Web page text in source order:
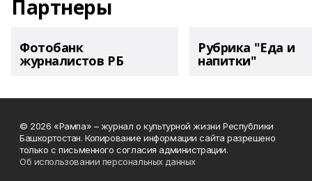
Партнеры
Фотобанк
журналистов РБ
Рубрика "Еда и
напитки"
© 2026 «Рампа» – журнал о культурной жизни Республики
Башкортостан. Копирование информации сайта разрешено
только с письменного согласия администрации.
Об использовании персональных данных